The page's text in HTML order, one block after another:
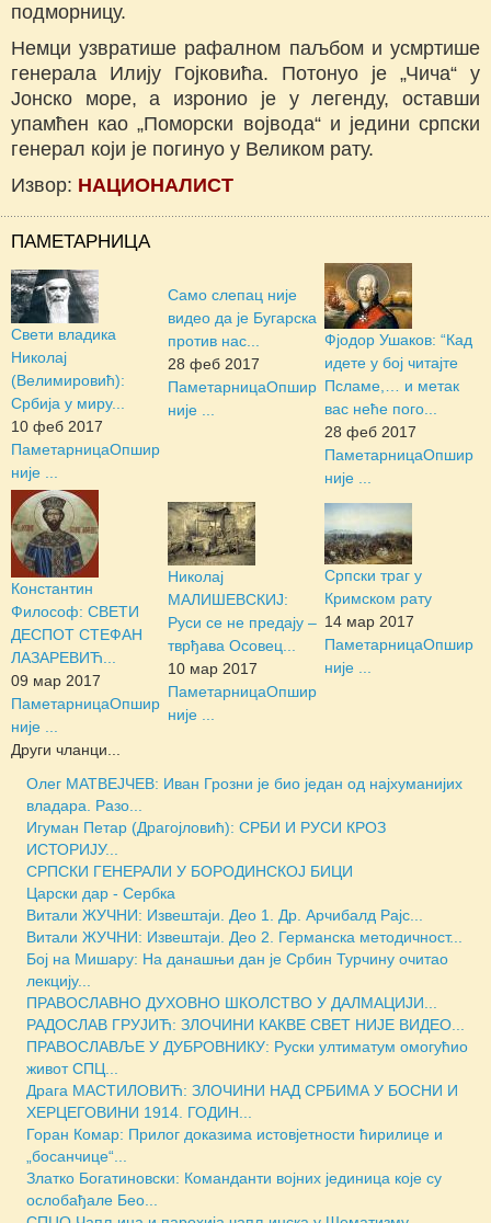
подморницу.
Немци узвратише рафалном паљбом и усмртише
генерала Илију Гојковића. Потонуо је „Чича“ у
Јонско море, а изронио је у легенду, оставши
упамћен као „Поморски војвода“ и једини српски
генерал који је погинуо у Великом рату.
Извор: НАЦИОНАЛИСТ
ПАМЕТАРНИЦА
Свети владика
Николај
(Велимировић):
Србија у миру...
10 феб 2017
ПаметарницаОпшир
није ...
Само слепац није
видео да је Бугарска
против нас...
28 феб 2017
ПаметарницаОпшир
није ...
Фјодор Ушаков: “Кад
идете у бој читајте
Псламе,… и метак
вас неће пого...
28 феб 2017
ПаметарницаОпшир
није ...
Константин
Философ: СВЕТИ
ДЕСПОТ СТЕФАН
ЛАЗАРЕВИЋ...
09 мар 2017
ПаметарницаОпшир
није ...
Николај
МАЛИШЕВСКИЈ:
Руси се не предају –
тврђава Осовец...
10 мар 2017
ПаметарницаОпшир
није ...
Српски траг у
Кримском рату
14 мар 2017
ПаметарницаОпшир
није ...
Други чланци...
Олег МАТВЕЈЧЕВ: Иван Грозни је био један од најхуманијих
владара. Разо...
Игуман Петар (Драгојловић): СРБИ И РУСИ КРОЗ
ИСТОРИЈУ...
СРПСКИ ГЕНЕРАЛИ У БОРОДИНСКОЈ БИЦИ
Царски дар - Сербка
Витали ЖУЧНИ: Извештаји. Део 1. Др. Арчибалд Рајс...
Витали ЖУЧНИ: Извештаји. Део 2. Германска методичност...
Бој на Мишару: На данашњи дан је Србин Турчину очитао
лекцију...
ПРАВОСЛАВНО ДУХОВНО ШКОЛСТВО У ДАЛМАЦИЈИ...
РАДОСЛАВ ГРУЈИЋ: ЗЛОЧИНИ КАКВЕ СВЕТ НИЈЕ ВИДЕО...
ПРАВОСЛАВЉЕ У ДУБРОВНИКУ: Руски ултиматум омогућио
живот СПЦ...
Драга МАСТИЛОВИЋ: ЗЛОЧИНИ НАД СРБИМА У БОСНИ И
ХЕРЦЕГОВИНИ 1914. ГОДИН...
Горан Комар: Прилог доказима истовјетности ћирилице и
„босанчице“...
Златко Богатиновски: Команданти војних јединица које су
ослобађале Бео...